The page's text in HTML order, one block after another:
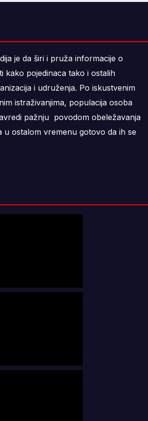
je da širi i pruža informacije o
kako pojedinaca tako i ostalih
i udruženja. Po iskustvenim
istraživanjima, populacija osoba
pažnju povodom obeležavanja
u ostalom vremenu gotovo da ih se